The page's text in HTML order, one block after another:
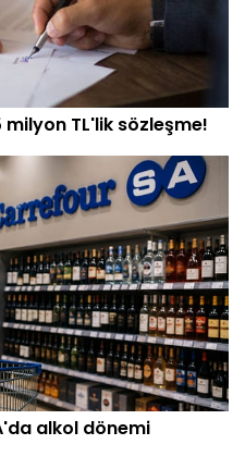
milyon TL'lik sözleşme!
alkol dönemi